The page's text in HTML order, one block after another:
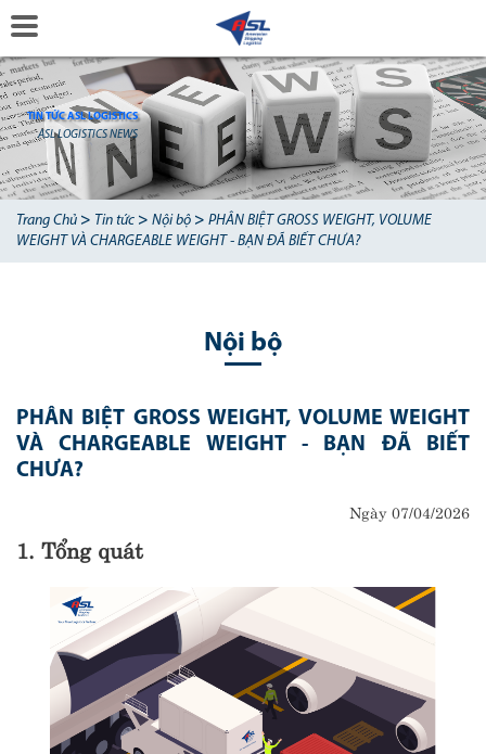
TIN TỨC ASL LOGISTICS
ASL LOGISTICS NEWS
Trang Chủ > Tin tức > Nội bộ > PHÂN BIỆT GROSS WEIGHT, VOLUME
WEIGHT VÀ CHARGEABLE WEIGHT - BẠN ĐÃ BIẾT CHƯA?
Nội bộ
PHÂN BIỆT GROSS WEIGHT, VOLUME WEIGHT
VÀ CHARGEABLE WEIGHT - BẠN ĐÃ BIẾT
CHƯA?
Ngày 07/04/2026
1. Tổng quát